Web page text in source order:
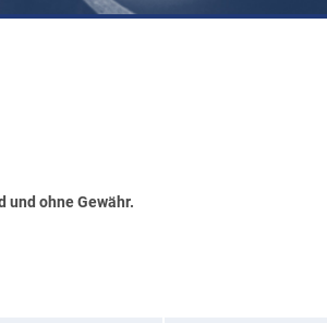
und ohne Gewähr.